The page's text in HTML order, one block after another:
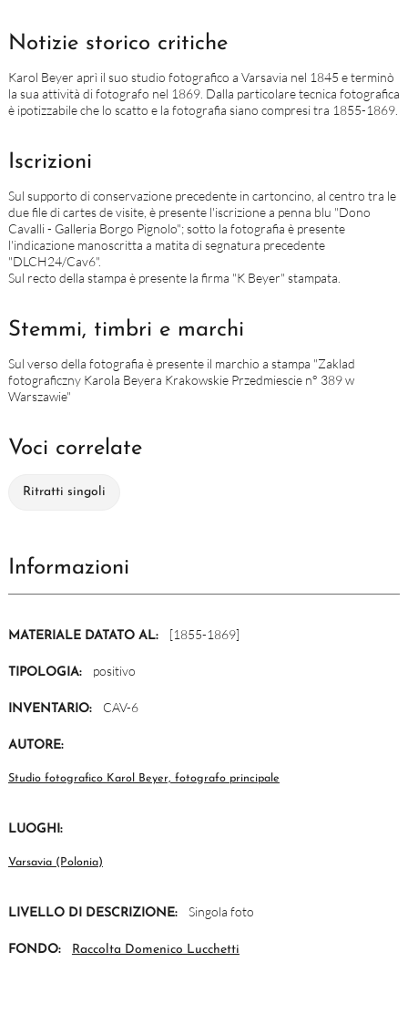
Notizie storico critiche
Karol Beyer aprì il suo studio fotografico a Varsavia nel 1845 e terminò
la sua attività di fotografo nel 1869. Dalla particolare tecnica fotografica
è ipotizzabile che lo scatto e la fotografia siano compresi tra 1855-1869.
Iscrizioni
Sul supporto di conservazione precedente in cartoncino, al centro tra le
due file di cartes de visite, è presente l'iscrizione a penna blu "Dono
Cavalli - Galleria Borgo Pignolo"; sotto la fotografia è presente
l'indicazione manoscritta a matita di segnatura precedente
"DLCH24/Cav6".
Sul recto della stampa è presente la firma "K Beyer" stampata.
Stemmi, timbri e marchi
Sul verso della fotografia è presente il marchio a stampa "Zaklad
fotograficzny Karola Beyera Krakowskie Przedmiescie n° 389 w
Warszawie"
Voci correlate
Ritratti singoli
Informazioni
MATERIALE DATATO AL: [1855-1869]
TIPOLOGIA: positivo
INVENTARIO: CAV-6
AUTORE:
Studio fotografico Karol Beyer, fotografo principale
LUOGHI:
Varsavia (Polonia)
LIVELLO DI DESCRIZIONE: Singola foto
FONDO: Raccolta Domenico Lucchetti